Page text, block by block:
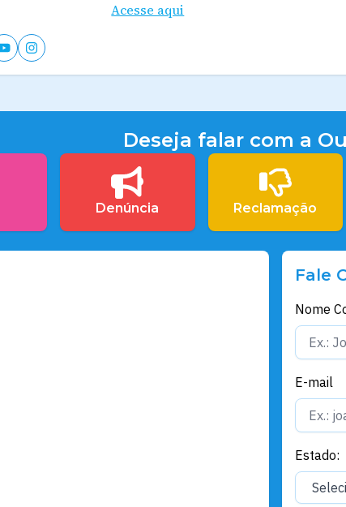
Acesse aqui
Deseja falar com a
Denúncia Reclamação
Fale
Nome
E-mail
Estado: